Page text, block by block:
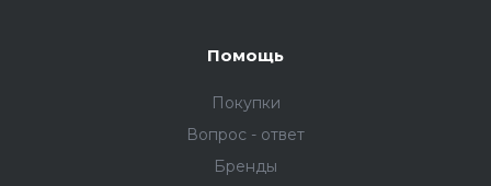
Помощь
Покупки
Вопрос - ответ
Бренды